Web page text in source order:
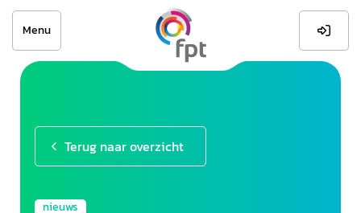
Menu 
Terug naar overzicht
nieuws